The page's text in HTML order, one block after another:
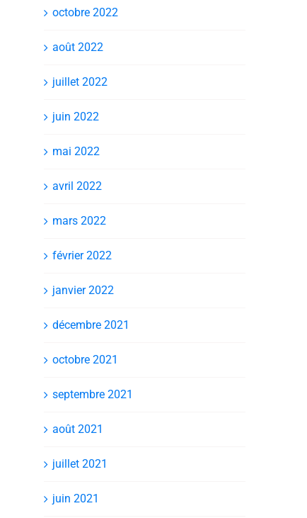
octobre 2022
août 2022
juillet 2022
juin 2022
mai 2022
avril 2022
mars 2022
février 2022
janvier 2022
décembre 2021
octobre 2021
septembre 2021
août 2021
juillet 2021
juin 2021